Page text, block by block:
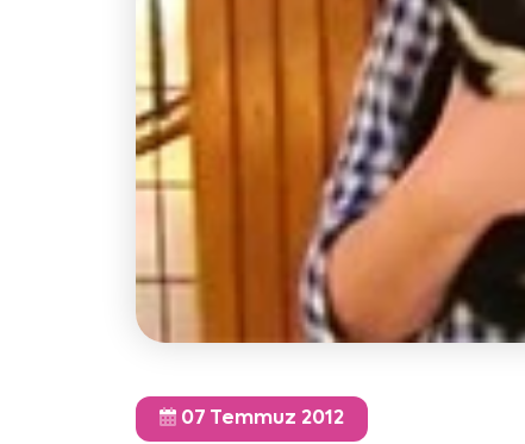
07 Temmuz 2012